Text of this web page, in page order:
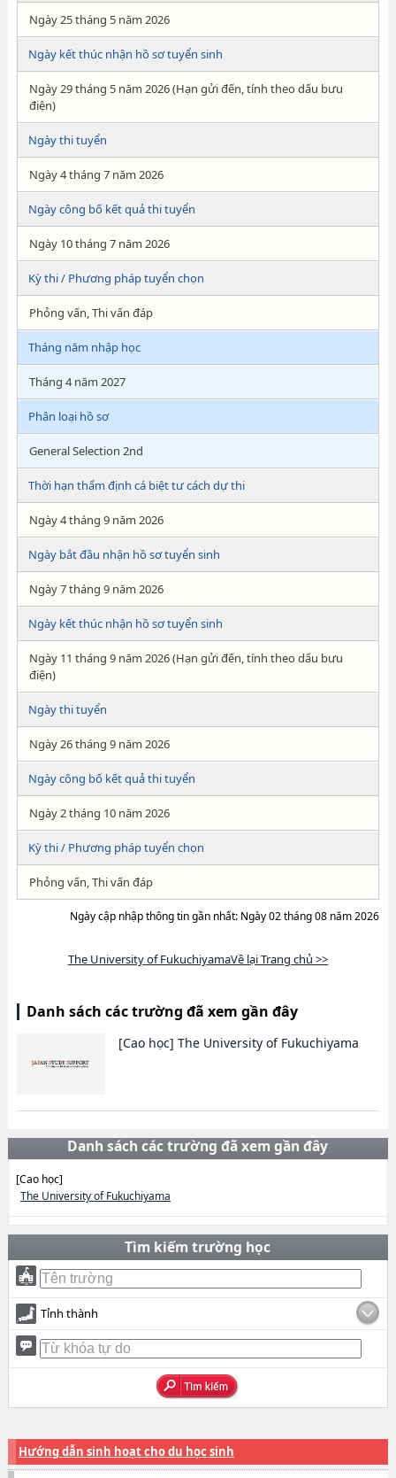
Ngày 25 tháng 5 năm 2026
Ngày kết thúc nhận hồ sơ tuyển sinh
Ngày 29 tháng 5 năm 2026 (Hạn gửi đến, tính theo dấu bưu
điện)
Ngày thi tuyển
Ngày 4 tháng 7 năm 2026
Ngày công bố kết quả thi tuyển
Ngày 10 tháng 7 năm 2026
Kỳ thi / Phương pháp tuyển chọn
Phỏng vấn, Thi vấn đáp
Tháng năm nhập học
Tháng 4 năm 2027
Phân loại hồ sơ
General Selection 2nd
Thời hạn thẩm định cá biệt tư cách dự thi
Ngày 4 tháng 9 năm 2026
Ngày bắt đầu nhận hồ sơ tuyển sinh
Ngày 7 tháng 9 năm 2026
Ngày kết thúc nhận hồ sơ tuyển sinh
Ngày 11 tháng 9 năm 2026 (Hạn gửi đến, tính theo dấu bưu
điện)
Ngày thi tuyển
Ngày 26 tháng 9 năm 2026
Ngày công bố kết quả thi tuyển
Ngày 2 tháng 10 năm 2026
Kỳ thi / Phương pháp tuyển chọn
Phỏng vấn, Thi vấn đáp
Ngày cập nhập thông tin gần nhất: Ngày 02 tháng 08 năm 2026
The University of FukuchiyamaVề lại Trang chủ >>
Danh sách các trường đã xem gần đây
[Cao học] The University of Fukuchiyama
Danh sách các trường đã xem gần đây
[Cao học]
The University of Fukuchiyama
Tìm kiếm trường học
Tỉnh thành
Hướng dẫn sinh hoạt cho du học sinh